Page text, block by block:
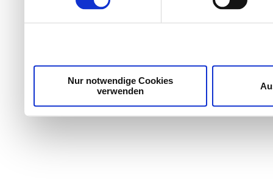
Wir verwenden Cookies, um Inhalte und Anzeigen zu
die Zugriffe auf unsere Website zu analysieren.
Dienste gesammelt haben.
Nur notwendige Cookies
verwenden